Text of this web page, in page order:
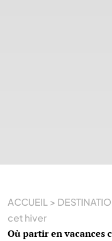
ACCUEIL >
cet hiver
Où partir en vacances